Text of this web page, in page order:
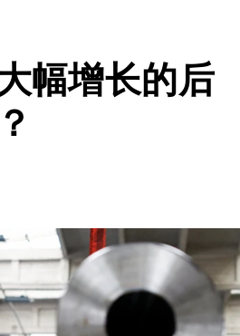
幅增长的后